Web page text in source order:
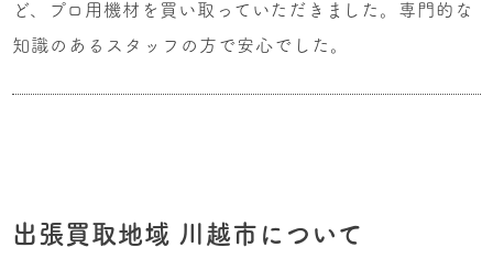
ど、プロ用機材を買い取っていただきました。専門的な
知識のあるスタッフの方で安心でした。
出張買取地域 川越市について